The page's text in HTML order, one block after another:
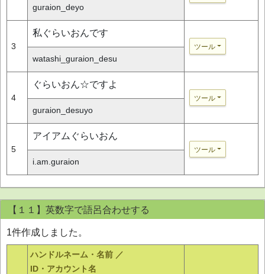
guraion_deyo
3
私ぐらいおんです
ツール
watashi_guraion_desu
4
ぐらいおん☆ですよ
ツール
guraion_desuyo
5
アイアムぐらいおん
ツール
i.am.guraion
【１１】英数字で語呂合わせする
1件作成しました。
ハンドルネーム・名前 ／
ID・アカウント名